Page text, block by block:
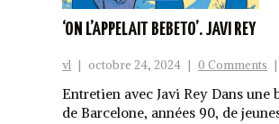
‘ON L’APPELAIT BEBETO’. JAVI REY
vl | octobre 24, 2024 | 0 Comments |
Entretien avec Javi Rey Dans une
de Barcelone, années 90, de